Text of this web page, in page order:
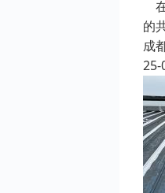
的
成
25-